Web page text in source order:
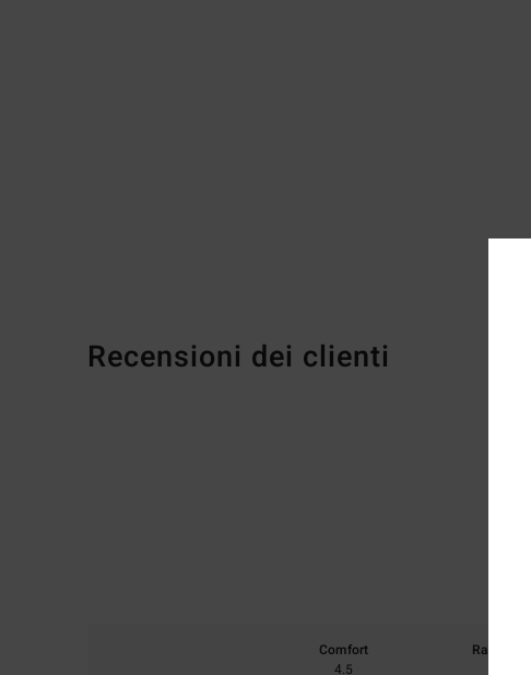
Recensioni dei clienti
Comfort
4.5
Rapporto